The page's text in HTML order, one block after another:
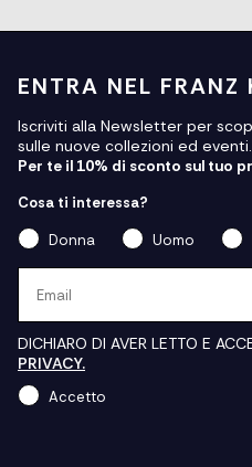
ENTRA NEL FRANZ
Iscriviti alla Newsletter per
sulle nuove collezioni ed eventi.
Per te il 10% di sconto sul tuo
Cosa ti interessa?
Donna
Uomo
DICHIARO DI AVER LETTO E
PRIVACY.
Accetto